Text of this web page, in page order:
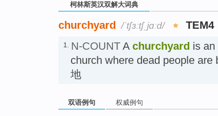
柯林斯英汉双解大词典
churchyard /ˈtʃɜːtʃˌjɑːd/ TEM4
1. N-COUNT A churchyard is an
church where dead people
地
双语例句 权威例句